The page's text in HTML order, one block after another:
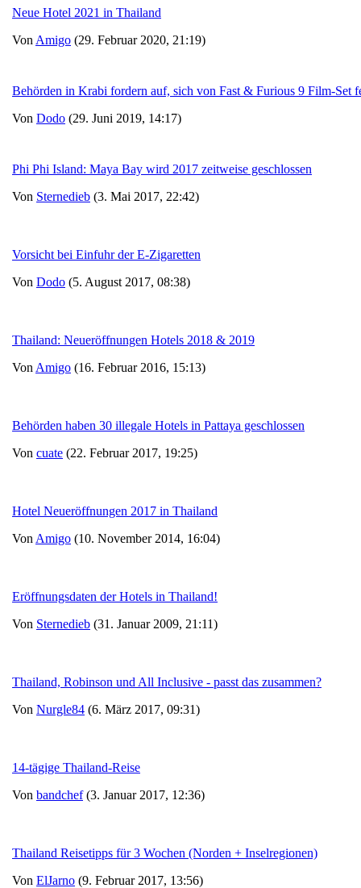
Neue Hotel 2021 in Thailand
Von Amigo (29. Februar 2020, 21:19)
Behörden in Krabi fordern auf, sich von Fast & Furious 9 Film-Set
Von Dodo (29. Juni 2019, 14:17)
Phi Phi Island: Maya Bay wird 2017 zeitweise geschlossen
Von Sternedieb (3. Mai 2017, 22:42)
Vorsicht bei Einfuhr der E-Zigaretten
Von Dodo (5. August 2017, 08:38)
Thailand: Neueröffnungen Hotels 2018 & 2019
Von Amigo (16. Februar 2016, 15:13)
Behörden haben 30 illegale Hotels in Pattaya geschlossen
Von cuate (22. Februar 2017, 19:25)
Hotel Neueröffnungen 2017 in Thailand
Von Amigo (10. November 2014, 16:04)
Eröffnungsdaten der Hotels in Thailand!
Von Sternedieb (31. Januar 2009, 21:11)
Thailand, Robinson und All Inclusive - passt das zusammen?
Von Nurgle84 (6. März 2017, 09:31)
14-tägige Thailand-Reise
Von bandchef(3. Januar 2017, 12:36)
Thailand Reisetipps für 3 Wochen (Norden + Inselregionen)
Von ElJarno (9. Februar 2017, 13:56)